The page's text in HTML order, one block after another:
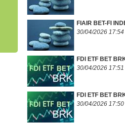
FIAIR BET-FI
30/04/2026 17:54
FDI ETF BET
30/04/2026 17:51
FDI ETF BET
30/04/2026 17:50